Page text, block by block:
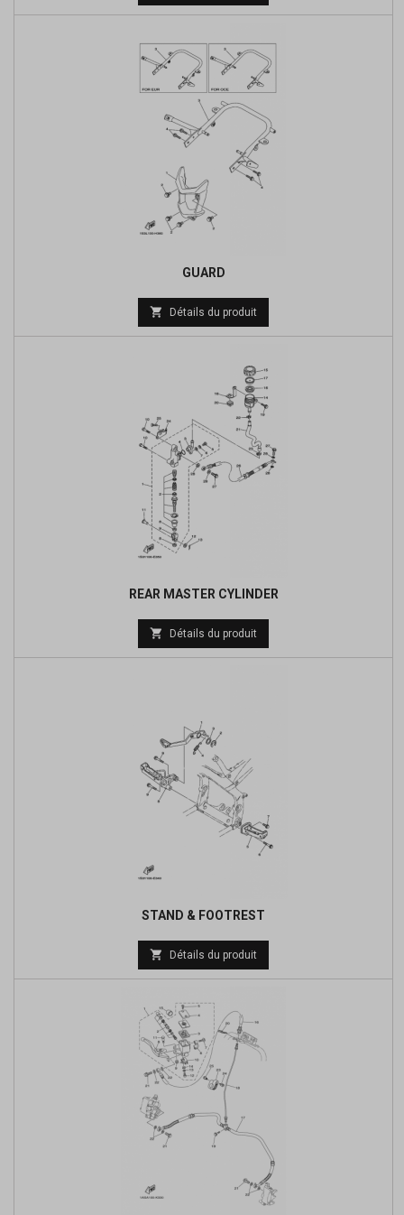
de
GUARD
Prix
de
 Détails du produit
REAR MASTER CYLINDER
Prix
de
 Détails du produit
STAND & FOOTREST
Prix
de
 Détails du produit